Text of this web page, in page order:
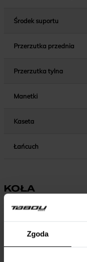
Zgoda
Środek suportu
Przerzutka przednia
Przerzutka tylna
Manetki
Kaseta
Łańcuch
KOŁA
Piasty
Obręcze